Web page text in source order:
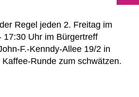
Regel jeden 2. Freitag im
17:30 Uhr im Bürgertreff
F.-Kenndy-Allee 19/2 in
Runde zum schwätzen.